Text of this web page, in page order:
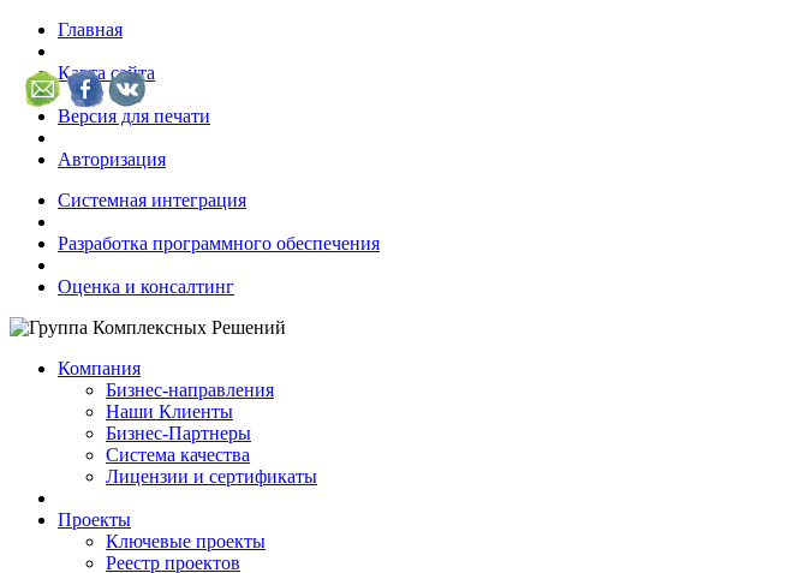
Главная
Карта сайта
Версия для печати
Авторизация
Системная интеграция
Разработка программного обеспечения
Оценка и консалтинг
Компания
Бизнес-направления
Наши Клиенты
Бизнес-Партнеры
Система качества
Лицензии и сертификаты
Проекты
Ключевые проекты
Реестр проектов